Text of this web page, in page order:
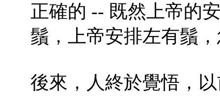
正確的 -- 既然上帝的
鬚，上帝安排左有鬚
後來，人終於覺悟，